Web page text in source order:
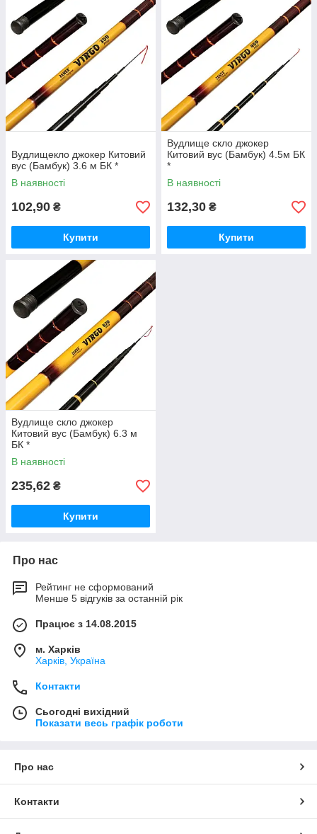
Вудлищекло джокер Китовий
вус (Бамбук) 3.6 м БК *
В наявності
102,90 ₴
Купити
Вудлище скло джокер
Китовий вус (Бамбук) 4.5м БК
*
В наявності
132,30 ₴
Купити
Вудлище скло джокер
Китовий вус (Бамбук) 6.3 м
БК *
В наявності
235,62 ₴
Купити
Про нас
Рейтинг не сформований
Менше 5 відгуків за останній рік
Працює з 14.08.2015
м. Харків
Харків, Україна
Контакти
Сьогодні вихідний
Показати весь графік роботи
Про нас
Контакти